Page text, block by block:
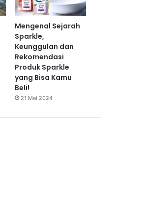
Mengenal Sejarah
Sparkle,
Keunggulan dan
Rekomendasi
Produk Sparkle
yang Bisa Kamu
Beli!
21 Mei 2024